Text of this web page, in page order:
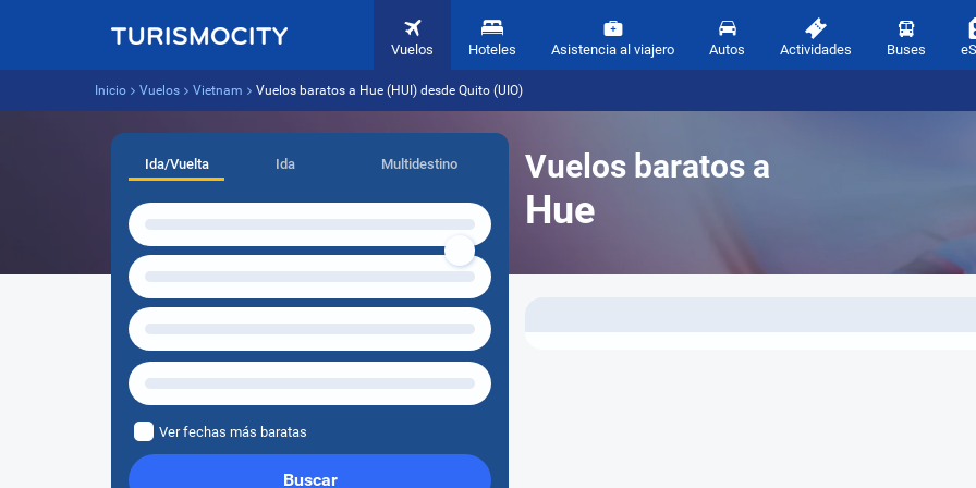
Vuelos Hoteles Asistencia al viajero Autos Actividades Buses
Inicio Vuelos Vietnam Vuelos baratos a Hue (HUI) desde Quito (UIO)
Vuelos baratos a
Hue
Ida/Vuelta Ida Multidestino
Ver fechas más baratas
Buscar